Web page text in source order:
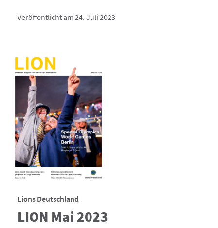
Veröffentlicht am 24. Juli 2023
Lions Deutschland
LION Mai 2023